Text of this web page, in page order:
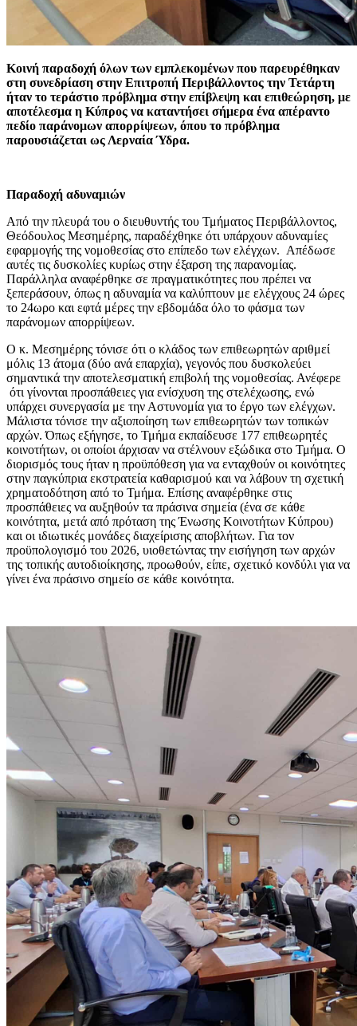
Κοινή παραδοχή όλων των εμπλεκομένων που παρευρέθηκαν
στη συνεδρίαση στην Επιτροπή Περιβάλλοντος την Τετάρτη
ήταν το τεράστιο πρόβλημα στην επίβλεψη και επιθεώρηση, με
αποτέλεσμα η Κύπρος να καταντήσει σήμερα ένα απέραντο
πεδίο παράνομων απορρίψεων, όπου το πρόβλημα
παρουσιάζεται ως Λερναία Ύδρα.
Παραδοχή αδυναμιών
Από την πλευρά του ο διευθυντής του Τμήματος Περιβάλλοντος,
Θεόδουλος Μεσημέρης, παραδέχθηκε ότι υπάρχουν αδυναμίες
εφαρμογής της νομοθεσίας στο επίπεδο των ελέγχων. Απέδωσε
αυτές τις δυσκολίες κυρίως στην έξαρση της παρανομίας.
Παράλληλα αναφέρθηκε σε πραγματικότητες που πρέπει να
ξεπεράσουν, όπως η αδυναμία να καλύπτουν με ελέγχους 24 ώρες
το 24ωρο και εφτά μέρες την εβδομάδα όλο το φάσμα των
παράνομων απορρίψεων.
Ο κ. Μεσημέρης τόνισε ότι ο κλάδος των επιθεωρητών αριθμεί
μόλις 13 άτομα (δύο ανά επαρχία), γεγονός που δυσκολεύει
σημαντικά την αποτελεσματική επιβολή της νομοθεσίας. Ανέφερε
ότι γίνονται προσπάθειες για ενίσχυση της στελέχωσης, ενώ
υπάρχει συνεργασία με την Αστυνομία για το έργο των ελέγχων.
Μάλιστα τόνισε την αξιοποίηση των επιθεωρητών των τοπικών
αρχών. Όπως εξήγησε, το Τμήμα εκπαίδευσε 177 επιθεωρητές
κοινοτήτων, οι οποίοι άρχισαν να στέλνουν εξώδικα στο Τμήμα. Ο
διορισμός τους ήταν η προϋπόθεση για να ενταχθούν οι κοινότητες
στην παγκύπρια εκστρατεία καθαρισμού και να λάβουν τη σχετική
χρηματοδότηση από το Τμήμα. Επίσης αναφέρθηκε στις
προσπάθειες να αυξηθούν τα πράσινα σημεία (ένα σε κάθε
κοινότητα, μετά από πρόταση της Ένωσης Κοινοτήτων Κύπρου)
και οι ιδιωτικές μονάδες διαχείρισης αποβλήτων. Για τον
προϋπολογισμό του 2026, υιοθετώντας την εισήγηση των αρχών
της τοπικής αυτοδιοίκησης, προωθούν, είπε, σχετικό κονδύλι για να
γίνει ένα πράσινο σημείο σε κάθε κοινότητα.